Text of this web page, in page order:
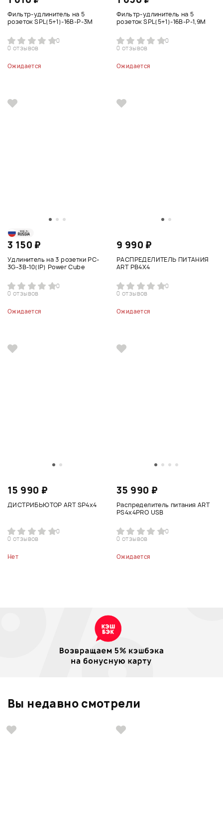
Фильтр-удлинитель на 5
розеток SPL(5+1)-16B-P-3М
0
0 отзывов
Ожидается
Фильтр-удлинитель на 5
розеток SPL(5+1)-16B-P-1,9М
0
0 отзывов
Ожидается
3 150 ₽
Удлинитель на 3 розетки PC-
3G-3B-10(IP) Power Cube
0
0 отзывов
Ожидается
9 990 ₽
РАСПРЕДЕЛИТЕЛЬ ПИТАНИЯ
ART PB4X4
0
0 отзывов
Ожидается
15 990 ₽
ДИСТРИБЬЮТОР ART SP4x4
0
0 отзывов
Нет
35 990 ₽
Распределитель питания ART
PS4x4PRO USB
0
0 отзывов
Ожидается
Вы недавно смотрели